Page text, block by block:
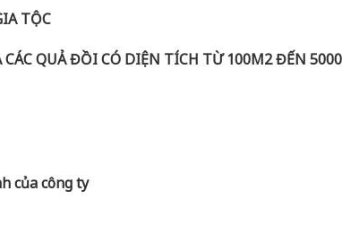
TỘC
QUẢ ĐỒI CÓ DIỆN TÍCH TỪ 100M2 ĐẾN
của công ty